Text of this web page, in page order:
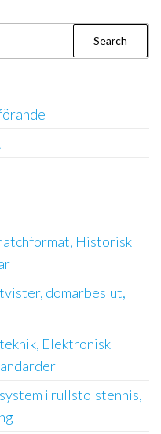
Historisk
domarbeslut,
Elektronisk
i rullstolstennis,